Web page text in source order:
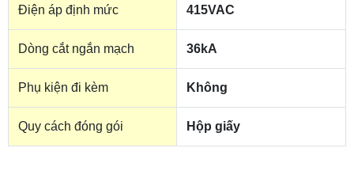
Điện áp định mức 415VAC
Dòng cắt ngắn mạch 36kA
Phụ kiện đi kèm Không
Quy cách đóng gói Hộp giấy